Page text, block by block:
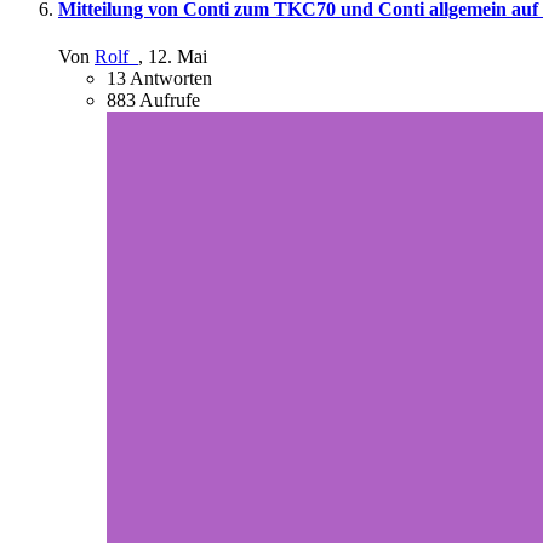
Mitteilung von Conti zum TKC70 und Conti allgemein auf
Von Rolf_ , 12. Mai
13Antworten
883Aufrufe